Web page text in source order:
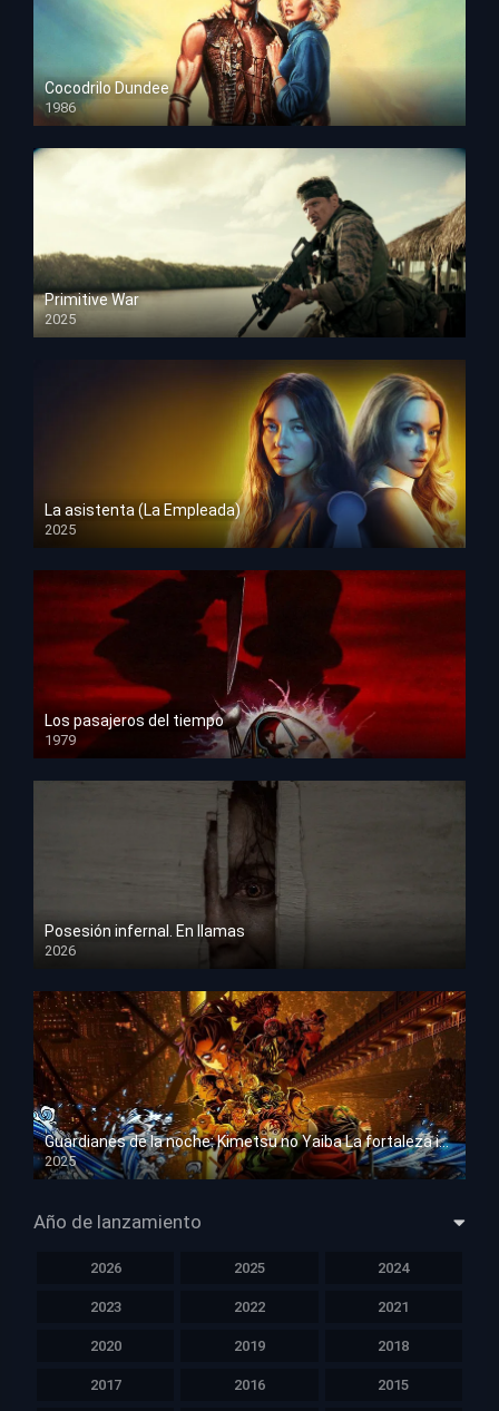
Cocodrilo Dundee
1986
HD 1080p
Primitive War
2025
HD 1080p
La asistenta (La Empleada)
2025
HD 1080p
Los pasajeros del tiempo
1979
HD 1080p
Posesión infernal. En llamas
2026
HD 1080p
Guardianes de la noche: Kimetsu no Yaiba La fortaleza infinita
2025
HD 1080p
Año de lanzamiento
2026 2025 2024
2023 2022 2021
2020 2019 2018
2017 2016 2015